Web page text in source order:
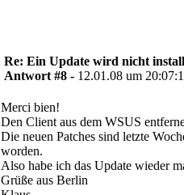
Re: Ein Update wird nicht
Antwort #8 - 12.01.08 um
Merci bien!
Den Client aus dem WSUS
Die neuen Patches sind letzte
worden.
Also habe ich das Update wieder
Grüße aus Berlin